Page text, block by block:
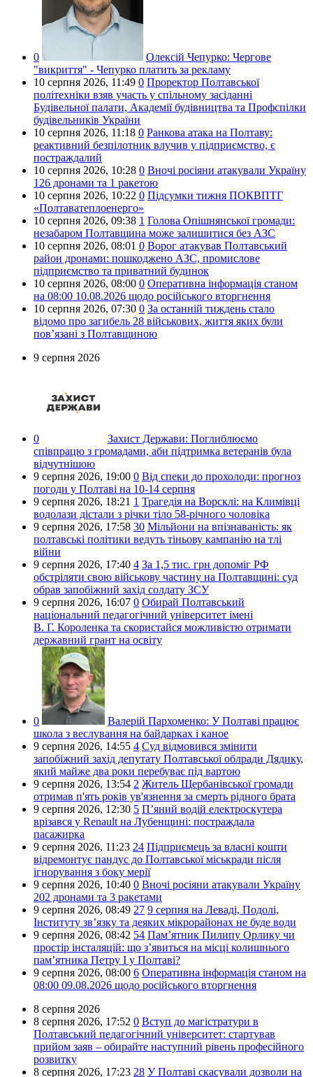
0 Олексій Чепурко: Чергове
"викриття" - Чепурко платить за рекламу
10 серпня 2026, 11:49 0 Проректор Полтавської
політехніки взяв участь у спільному засіданні
Будівельної палати, Академії будівництва та Профспілки
будівельників України
10 серпня 2026, 11:18 0 Ранкова атака на Полтаву:
реактивний безпілотник влучив у підприємство, є
постраждалий
10 серпня 2026, 10:28 0 Вночі росіяни атакували Україну
126 дронами та 1 ракетою
10 серпня 2026, 10:22 0 Підсумки тижня ПОКВПТГ
«Полтаватеплоенерго»
10 серпня 2026, 09:38 1 Голова Опішнянської громади:
незабаром Полтавщина може залишитися без АЗС
10 серпня 2026, 08:01 0 Ворог атакував Полтавський
район дронами: пошкоджено АЗС, промислове
підприємство та приватний будинок
10 серпня 2026, 08:00 0 Оперативна інформація станом
на 08:00 10.08.2026 щодо російського вторгнення
10 серпня 2026, 07:30 0 За останній тиждень стало
відомо про загибель 28 військових, життя яких були
пов’язані з Полтавщиною
9 серпня 2026
0 Захист Держави: Поглиблюємо
співпрацю з громадами, аби підтримка ветеранів була
відчутнішою
9 серпня 2026, 19:00 0 Від спеки до прохолоди: прогноз
погоди у Полтаві на 10-14 серпня
9 серпня 2026, 18:21 1 Трагедія на Ворсклі: на Климівці
водолази дістали з річки тіло 58-річного чоловіка
9 серпня 2026, 17:58 30 Мільйони на впізнаваність: як
полтавські політики ведуть тіньову кампанію на тлі
війни
9 серпня 2026, 17:40 4 За 1,5 тис. грн допоміг РФ
обстріляти свою військову частину на Полтавщині: суд
обрав запобіжний захід солдату ЗСУ
9 серпня 2026, 16:07 0 Обирай Полтавський
національний педагогічний університет імені
В. Г. Короленка та скористайся можливістю отримати
державний грант на освіту
0 Валерій Пархоменко: У Полтаві працює
школа з веслування на байдарках і каное
9 серпня 2026, 14:55 4 Суд відмовився змінити
запобіжний захід депутату Полтавської облради Дядику,
який майже два роки перебуває під вартою
9 серпня 2026, 13:54 2 Житель Щербанівської громади
отримав п'ять років ув'язнення за смерть рідного брата
9 серпня 2026, 12:30 5 П’яний водій електроскутера
врізався у Renault на Лубенщині: постраждала
пасажирка
9 серпня 2026, 11:23 24 Підприємець за власні кошти
відремонтує пандус до Полтавської міськради після
ігнорування з боку мерії
9 серпня 2026, 10:40 0 Вночі росіяни атакували Україну
202 дронами та 3 ракетами
9 серпня 2026, 08:49 27 9 серпня на Леваді, Подолі,
Інституту зв’язку та деяких мікрорайонах не буде води
9 серпня 2026, 08:42 54 Пам’ятник Пилипу Орлику чи
простір інсталяцій: що з’явиться на місці колишнього
пам’ятника Петру I у Полтаві?
9 серпня 2026, 08:00 6 Оперативна інформація станом на
08:00 09.08.2026 щодо російського вторгнення
8 серпня 2026
8 серпня 2026, 17:52 0 Вступ до магістратури в
Полтавський педагогічний університет: стартував
прийом заяв – обирайте наступний рівень професійного
розвитку
8 серпня 2026, 17:23 28 У Полтаві скасували дозволи на